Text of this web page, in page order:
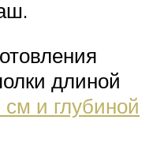
длиной
и глубиной